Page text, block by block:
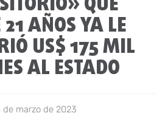
AÑOS YA LE
US$ 175 MIL
AL ESTADO
de marzo de 2023